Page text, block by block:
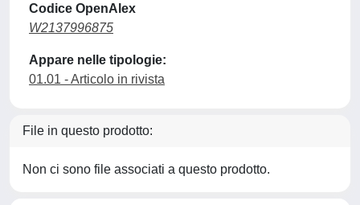
Codice OpenAlex
W2137996875
Appare nelle tipologie:
01.01 - Articolo in rivista
File in questo prodotto:
Non ci sono file associati a questo prodotto.